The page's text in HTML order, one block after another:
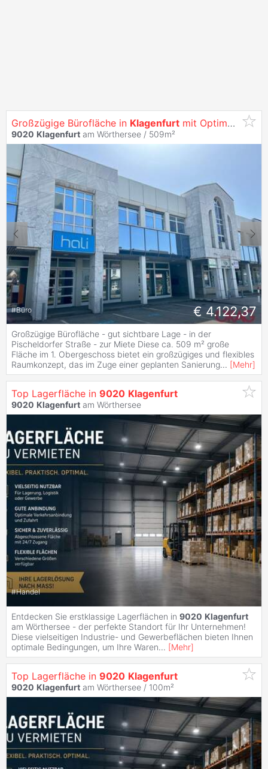
Großzügige Bürofläche in Klagenfurt mit Optimaler Werbewirksamkeit -
9020 Klagenfurt am Wörthersee / 509m²
#Büro € 4.122,37
Großzügige Bürofläche - gut sichtbare Lage - in der
Pischeldorfer Straße - zur Miete Diese ca. 509 m² große
Fläche im 1. Obergeschoss bietet ein großzügiges und flexibles
Raumkonzept, das im Zuge einer geplanten Sanierung... [Mehr]
Top Lagerfläche in 9020 Klagenfurt
9020 Klagenfurt am Wörthersee
#Handel
Entdecken Sie erstklassige Lagerflächen in 9020 Klagenfurt
am Wörthersee - der perfekte Standort für Ihr Unternehmen!
Diese vielseitigen Industrie- und Gewerbeflächen bieten Ihnen
optimale Bedingungen, um Ihre Waren... [Mehr]
Top Lagerfläche in 9020 Klagenfurt
9020 Klagenfurt am Wörthersee / 100m²